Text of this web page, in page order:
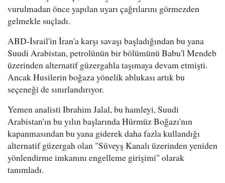
vurulmadan önce yapılan uyarı çağrılarını görmezden
gelmekle suçladı.
ABD-İsrail'in İran'a karşı savaşı başladığından bu yana
Suudi Arabistan, petrolünün bir bölümünü Babu'l Mendeb
üzerinden alternatif güzergahla taşımaya devam etmişti.
Ancak Husilerin boğaza yönelik ablukası artık bu
seçeneği de sınırlandırıyor.
Yemen analisti Ibrahim Jalal, bu hamleyi, Suudi
Arabistan'ın bu yılın başlarında Hürmüz Boğazı'nın
kapanmasından bu yana giderek daha fazla kullandığı
alternatif güzergah olan "Süveyş Kanalı üzerinden yeniden
yönlendirme imkanını engelleme girişimi" olarak
tanımladı.